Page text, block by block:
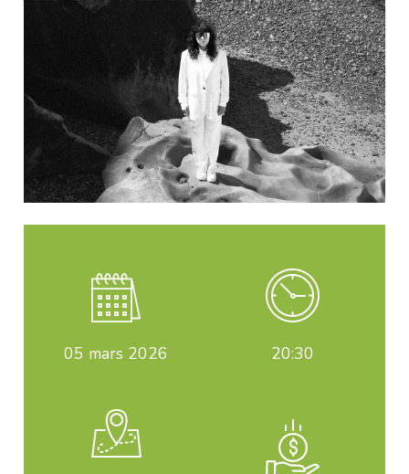
05 mars 2026 20:30